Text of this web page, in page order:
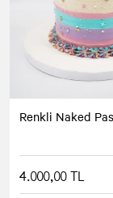
Renkli Naked
4.000,00 TL